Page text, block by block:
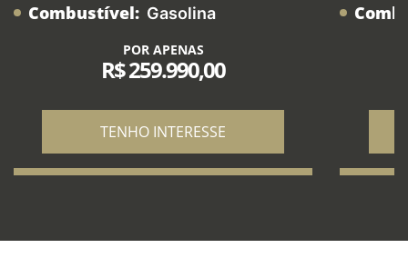
Combustível: Gasolina
POR APENAS
R$ 259.990,00
TENHO INTERESSE